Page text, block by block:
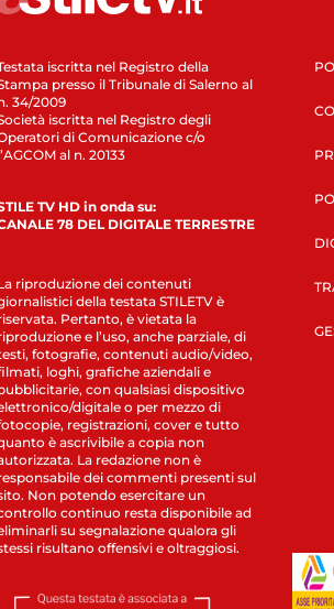
iscritta nel Registro della
presso il Tribunale di Salerno al
34/2009
iscritta nel Registro degli
di Comunicazione c/o
al n. 20133
TV HD in onda su:
78 DEL DIGITALE TERRESTRE
riproduzione dei contenuti
della testata STILETV è
Pertanto, è vietata la
e l’uso, anche parziale, di
fotografie, contenuti audio/video,
loghi, grafiche aziendali e
con qualsiasi dispositivo
digitale o per mezzo di
registrazioni, cover e tutto
è ascrivibile a copia non
La redazione non è
dei commenti presenti sul
Non potendo esercitare un
continuo resta disponibile ad
su segnalazione qualora gli
risultano offensivi e oltraggiosi.